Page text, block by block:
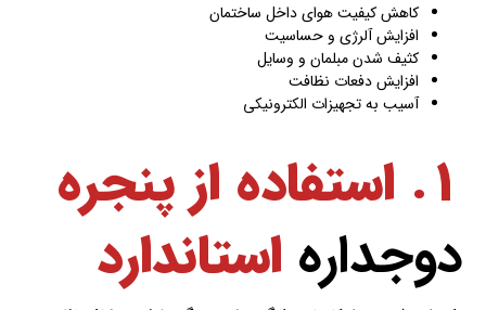
کاهش کیفیت هوای داخل ساختمان
افزایش آلرژی و حساسیت
کثیف شدن مبلمان و وسایل
افزایش دفعات نظافت
آسیب به تجهیزات الکترونیکی
۱. استفاده از پنجره
دوجداره استاندارد